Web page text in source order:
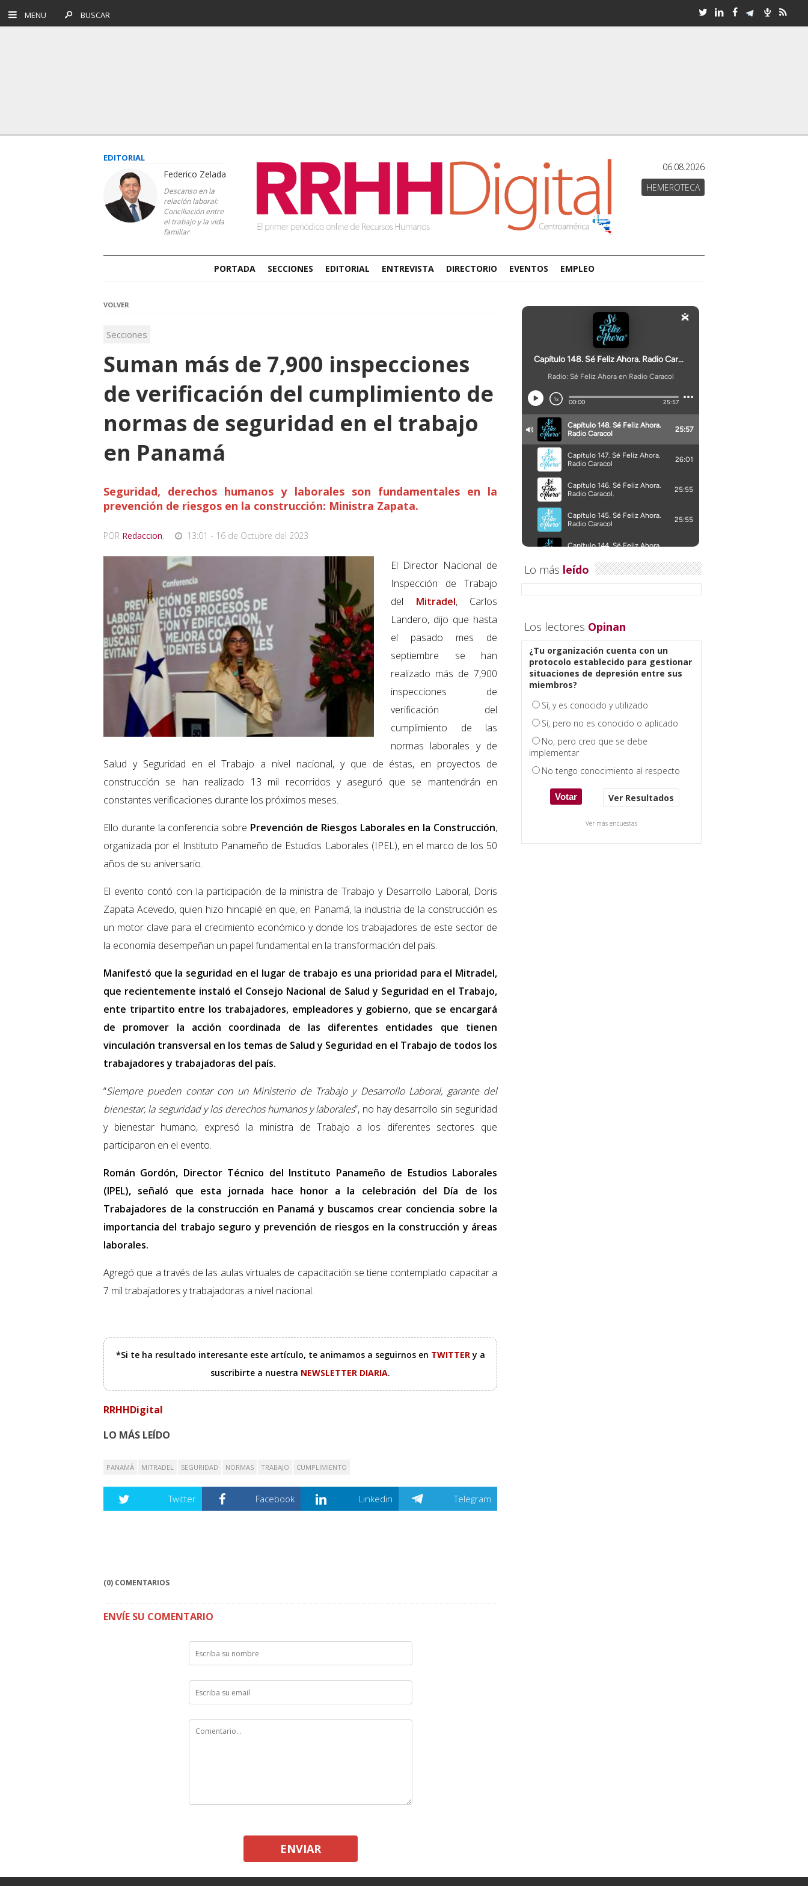
MENU BUSCAR
EDITORIAL
Federico Zelada
Descanso en la
relación laboral:
Conciliación entre
el trabajo y la vida
familiar
06.08.2026
HEMEROTECA
PORTADA SECCIONES EDITORIAL ENTREVISTA DIRECTORIO EVENTOS EMPLEO
VOLVER
Secciones
Suman más de 7,900 inspecciones
de verificación del cumplimiento de
normas de seguridad en el trabajo
en Panamá
Seguridad, derechos humanos y laborales son fundamentales en la
prevención de riesgos en la construcción: Ministra Zapata.
POR Redaccion, 13:01 - 16 de Octubre del 2023
El Director Nacional de
Inspección de Trabajo
del Mitradel, Carlos
Landero, dijo que hasta
el pasado mes de
septiembre se han
realizado más de 7,900
inspecciones de
verificación del
cumplimiento de las
normas laborales y de
Salud y Seguridad en el Trabajo a nivel nacional, y que de éstas, en proyectos de
construcción se han realizado 13 mil recorridos y aseguró que se mantendrán en
constantes verificaciones durante los próximos meses.
Ello durante la conferencia sobre Prevención de Riesgos Laborales en la Construcción,
organizada por el Instituto Panameño de Estudios Laborales (IPEL), en el marco de los 50
años de su aniversario.
El evento contó con la participación de la ministra de Trabajo y Desarrollo Laboral, Doris
Zapata Acevedo, quien hizo hincapié en que, en Panamá, la industria de la construcción es
un motor clave para el crecimiento económico y donde los trabajadores de este sector de
la economía desempeñan un papel fundamental en la transformación del país.
Manifestó que la seguridad en el lugar de trabajo es una prioridad para el Mitradel,
que recientemente instaló el Consejo Nacional de Salud y Seguridad en el Trabajo,
ente tripartito entre los trabajadores, empleadores y gobierno, que se encargará
de promover la acción coordinada de las diferentes entidades que tienen
vinculación transversal en los temas de Salud y Seguridad en el Trabajo de todos los
trabajadores y trabajadoras del país.
“Siempre pueden contar con un Ministerio de Trabajo y Desarrollo Laboral, garante del
bienestar, la seguridad y los derechos humanos y laborales”, no hay desarrollo sin seguridad
y bienestar humano, expresó la ministra de Trabajo a los diferentes sectores que
participaron en el evento.
Román Gordón, Director Técnico del Instituto Panameño de Estudios Laborales
(IPEL), señaló que esta jornada hace honor a la celebración del Día de los
Trabajadores de la construcción en Panamá y buscamos crear conciencia sobre la
importancia del trabajo seguro y prevención de riesgos en la construcción y áreas
laborales.
Agregó que a través de las aulas virtuales de capacitación se tiene contemplado capacitar a
7 mil trabajadores y trabajadoras a nivel nacional.
*Si te ha resultado interesante este artículo, te animamos a seguirnos en TWITTERy a
suscribirte a nuestra NEWSLETTER DIARIA.
RRHHDigital
LO MÁS LEÍDO
PANAMÁ MITRADEL SEGURIDAD NORMAS TRABAJO CUMPLIMIENTO
Twitter Facebook Linkedin Telegram
(0) COMENTARIOS
ENVÍE SU COMENTARIO
ENVIAR
Lo más leído
Los lectores Opinan
¿Tu organización cuenta con un
protocolo establecido para gestionar
situaciones de depresión entre sus
miembros?
Sí, y es conocido y utilizado
Sí, pero no es conocido o aplicado
No, pero creo que se debe
implementar
No tengo conocimiento al respecto
Ver Resultados
Ver más encuestas